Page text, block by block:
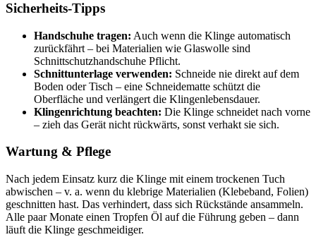
Sicherheits-Tipps
Handschuhe tragen: Auch wenn die Klinge automatisch
zurückfährt – bei Materialien wie Glaswolle sind
Schnittschutzhandschuhe Pflicht.
Schnittunterlage verwenden: Schneide nie direkt auf dem
Boden oder Tisch – eine Schneidematte schützt die
Oberfläche und verlängert die Klingenlebensdauer.
Klingenrichtung beachten: Die Klinge schneidet nach vorne
– zieh das Gerät nicht rückwärts, sonst verhakt sie sich.
Wartung & Pflege
Nach jedem Einsatz kurz die Klinge mit einem trockenen Tuch
abwischen – v. a. wenn du klebrige Materialien (Klebeband, Folien)
geschnitten hast. Das verhindert, dass sich Rückstände ansammeln.
Alle paar Monate einen Tropfen Öl auf die Führung geben – dann
läuft die Klinge geschmeidiger.